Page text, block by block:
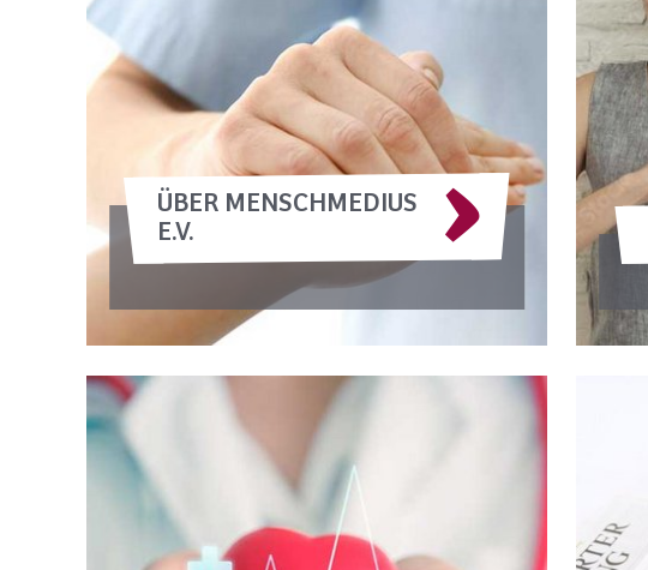
ÜBER MENSCHMEDIUS
E.V.